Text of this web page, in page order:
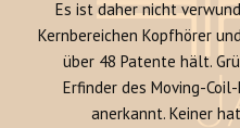
Es ist daher nicht
Kernbereichen Kopfhörer
über 48 Patente hält.
Erfinder des Moving-
anerkannt. Keiner